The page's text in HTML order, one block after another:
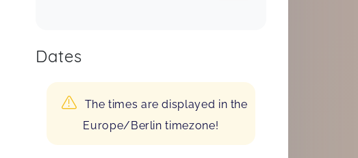
Dates
The times are displayed in the
Europe/Berlin timezone!